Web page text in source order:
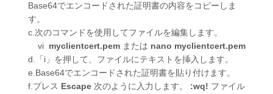
Base64でエンコードされた証明書の内容をコピーしま
す。
c.次のコマンドを使用してファイルを編集します。
vi myclientcert.pem または nano myclientcert.pem
d.「i」を押して、ファイルにテキストを挿入します。
e.Base64でエンコードされた証明書を貼り付けます。
f.プレス Escape 次のように入力します。 :wq! ファイル